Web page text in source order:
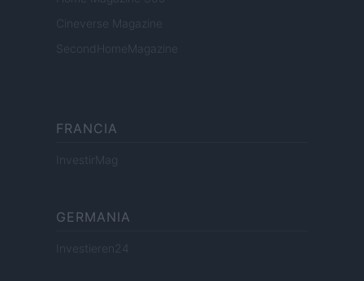
Cineverse Magazine
SecondHomeMagazine
FRANCIA
InvestirMag
GERMANIA
Investieren24